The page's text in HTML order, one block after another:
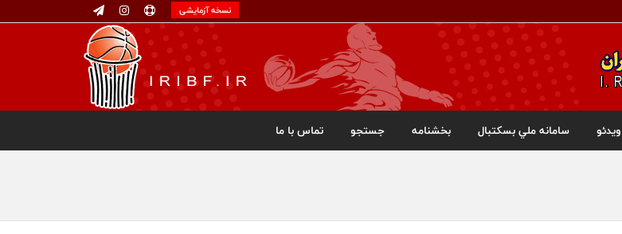
نسخه آزمایشی
ویدئو سامانه ملي بسکتبال بخشنامه جستجو تماس با ما